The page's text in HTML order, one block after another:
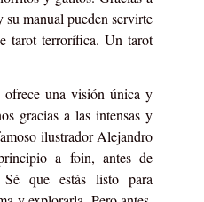
manual pueden servirte
tarot terrorífica. Un tarot
una visión única y
gracias a las intensas y
ilustrador Alejandro
a foin, antes de
que estás listo para